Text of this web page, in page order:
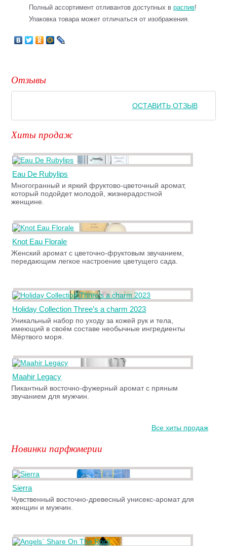
Полный ассортимент отливантов доступных враспив!
Упаковка товара может отличаться от изображения.
Отзывы
ОСТАВИТЬ ОТЗЫВ
Хиты продаж
Eau De Rubylips
Многогранный и яркий фруктово-цветочный аромат,
который подойдет молодой, жизнерадостной
женщине.
Knot Eau Florale
Женский аромат с цветочно-фруктовым звучанием,
передающим легкое настроение цветущего сада.
Holiday Collection Three’s a charm 2023
Уникальный набор по уходу за кожей рук и тела,
имеющий в своём составе необычные ингредиенты
Мёртвого моря.
Maahir Legacy
Пикантный восточно-фужерный аромат с пряным
звучанием для мужчин.
Все хиты продаж
Новинки парфюмерии
Sierra
Чувственный восточно-древесный унисекс-аромат для
женщин и мужчин.